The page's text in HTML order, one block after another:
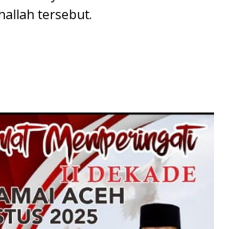
tersebut.